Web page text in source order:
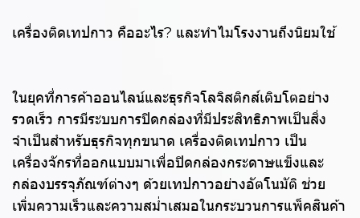
เครื่องติดเทปกาว คืออะไร? และทำไมโรงงานถึงนิยมใช้
ในยุคที่การค้าออนไลน์และธุรกิจโลจิสติกส์เติบโตอย่าง
รวดเร็ว การมีระบบการปิดกล่องที่มีประสิทธิภาพเป็นสิ่ง
จำเป็นสำหรับธุรกิจทุกขนาด เครื่องติดเทปกาว เป็น
เครื่องจักรที่ออกแบบมาเพื่อปิดกล่องกระดาษแข็งและ
กล่องบรรจุภัณฑ์ต่างๆ ด้วยเทปกาวอย่างอัตโนมัติ ช่วย
เพิ่มความเร็วและความสม่ำเสมอในกระบวนการแพ็คสินค้า